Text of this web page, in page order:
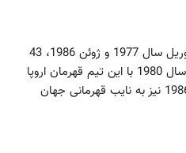
بین آوریل سال 1977 و ژوئن 1986، 43
بار به میدان رفت و 3 گل زد. در سال 1980 با این تیم قهرمان اروپا
شد. در جام‌های جهانی 1982 و 1986 نیز به نایب قهرمانی جهان